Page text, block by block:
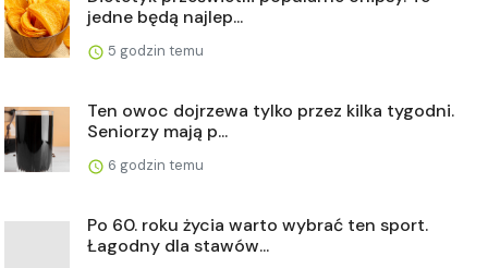
jedne będą najlep...
5 godzin temu
Ten owoc dojrzewa tylko przez kilka tygodni.
Seniorzy mają p...
6 godzin temu
Po 60. roku życia warto wybrać ten sport.
Łagodny dla stawów...